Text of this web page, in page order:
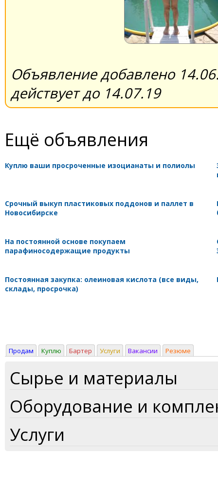
Объявление добавлено
действует до 14.07.19
Ещё объявления
Куплю ваши просроченные изоцианаты и полиолы
Срочный выкуп пластиковых поддонов и паллет в
Новосибирске
На постоянной основе покупаем
парафиносодержащие продукты
Постоянная закупка: олеиновая кислота (все виды,
склады, просрочка)
Продам Куплю Бартер Услуги Вакансии Резюме
Сырье и материалы
Оборудование и
Услуги